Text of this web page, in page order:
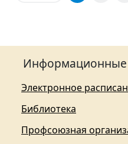
Информационные
Электронное
Библиотека
Профсоюзная